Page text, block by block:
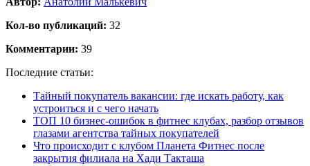
Кол-во публикаций: 32
Комментарии: 39
Последние статьи:
Тайный покупатель вакансии: где искать работу, как
устроиться и с чего начать
ТОП 10 бизнес-ошибок в фитнес клубах, разбор отзывов
глазами агентства тайных покупателей
Что происходит с клубом Планета Фитнес после
закрытия филиала на Хади Такташа